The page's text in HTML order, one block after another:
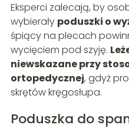
Eksperci zalecają, by
wybierały poduszki o
śpiący na plecach
wycięciem pod szyję.
niewskazane przy
ortopedycznej, gdyż
skrętów kręgosłupa.
Poduszka do